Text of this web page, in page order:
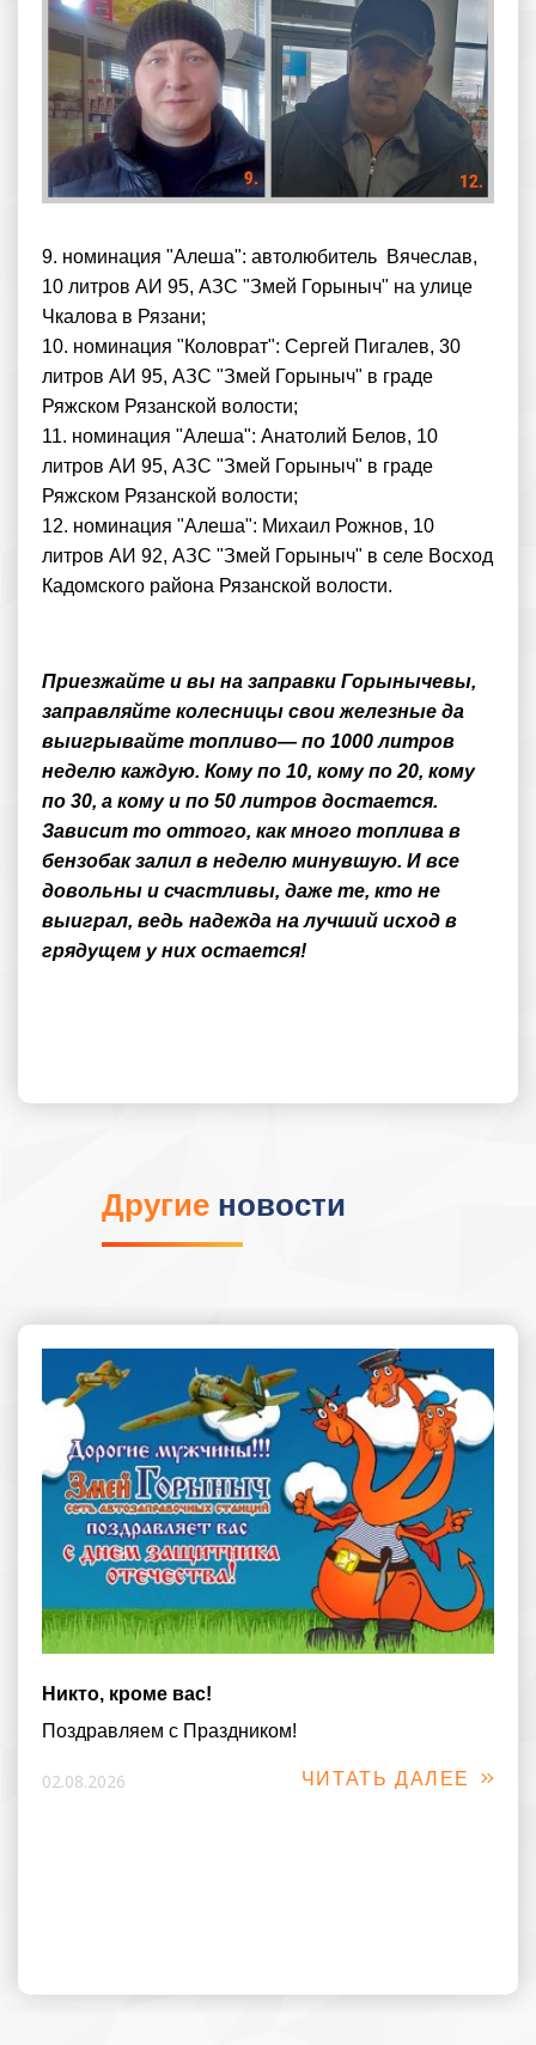
9. номинация "Алеша": автолюбитель Вячеслав,
10 литров АИ 95, АЗС "Змей Горыныч" на улице
Чкалова в Рязани;
10. номинация "Коловрат": Сергей Пигалев, 30
литров АИ 95, АЗС "Змей Горыныч" в граде
Ряжском Рязанской волости;
11. номинация "Алеша": Анатолий Белов, 10
литров АИ 95, АЗС "Змей Горыныч" в граде
Ряжском Рязанской волости;
12. номинация "Алеша": Михаил Рожнов, 10
литров АИ 92, АЗС "Змей Горыныч" в селе Восход
Кадомского района Рязанской волости.
Приезжайте и вы на заправки Горынычевы,
заправляйте колесницы свои железные да
выигрывайте топливо— по 1000 литров
неделю каждую. Кому по 10, кому по 20, кому
по 30, а кому и по 50 литров достается.
Зависит то оттого, как много топлива в
бензобак залил в неделю минувшую. И все
довольны и счастливы, даже те, кто не
выиграл, ведь надежда на лучший исход в
грядущем у них остается!
Другие новости
Никто, кроме вас!
Поздравляем с Праздником!
02.08.2026 ЧИТАТЬ ДАЛЕЕ